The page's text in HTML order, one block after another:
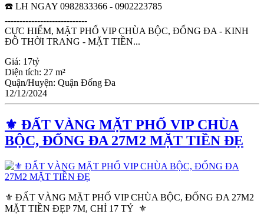
☎️ LH NGAY 0982833366 - 0902223785
----------------------------
CỰC HIẾM, MẶT PHỐ VIP CHÙA BỘC, ĐỐNG ĐA - KINH
ĐÔ THỜI TRANG - MẶT TIỀN...
Giá: 17tỷ
Diện tích: 27 m²
Quận/Huyện: Quận Đống Đa
12/12/2024
⚜️ ĐẤT VÀNG MẶT PHỐ VIP CHÙA
BỘC, ĐỐNG ĐA 27M2 MẶT TIỀN ĐẸ
⚜️ ĐẤT VÀNG MẶT PHỐ VIP CHÙA BỘC, ĐỐNG ĐA 27M2
MẶT TIỀN ĐẸP 7M, CHỈ 17 TỶ ⚜️